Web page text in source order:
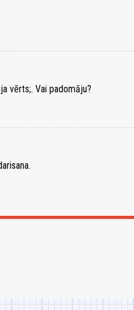
vērts;. Vai padomāju?